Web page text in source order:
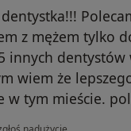
z mężem tylko
innych dentystów
wiem że
w tym mieście.
opinii użytkownika Konto